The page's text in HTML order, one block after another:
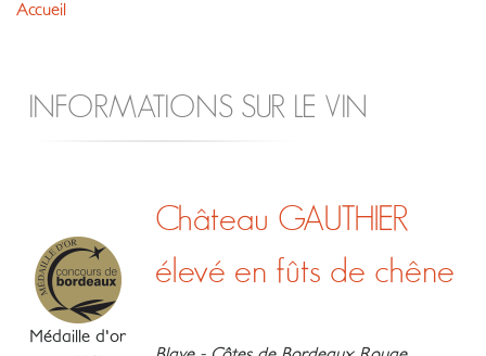
Accueil
INFORMATIONS SUR LE VIN
Médaille d'or
Château GAUTHIER
élevé en fûts de chêne